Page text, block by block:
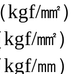
kgf/㎟
kgf/㎟
㎜